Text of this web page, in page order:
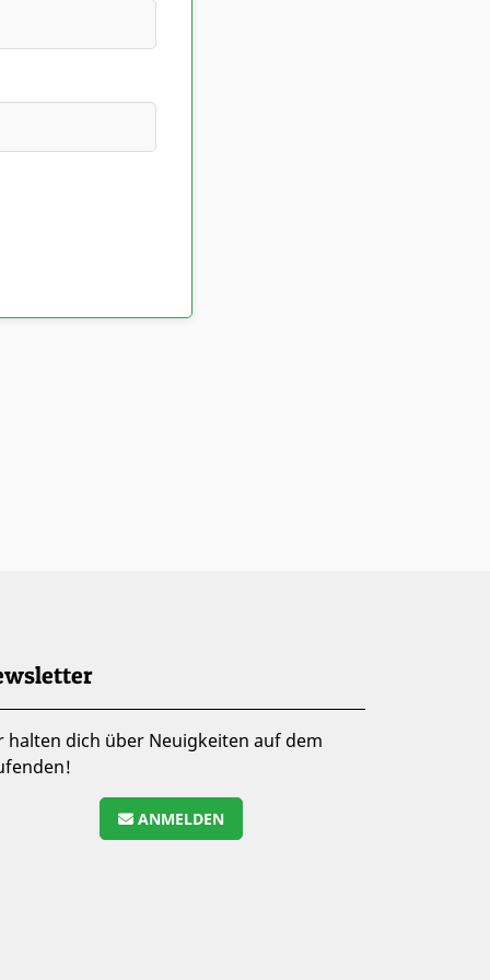
halten dich über Neuigkeiten auf dem
ANMELDEN